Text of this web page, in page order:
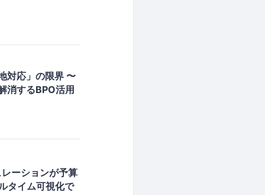
対応」の限界 〜
消するBPO活用
ーションが予算
タイム可視化で